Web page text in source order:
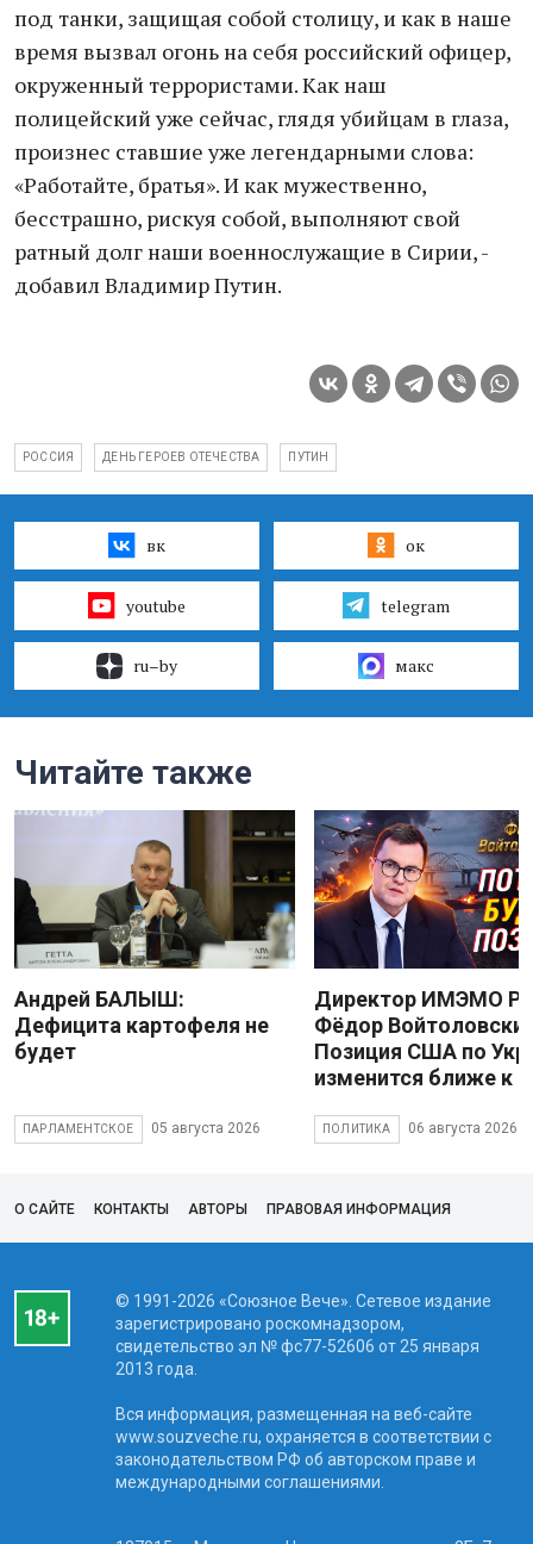
под танки, защищая собой столицу, и как в наше
время вызвал огонь на себя российский офицер,
окруженный террористами. Как наш
полицейский уже сейчас, глядя убийцам в глаза,
произнес ставшие уже легендарными слова:
«Работайте, братья». И как мужественно,
бесстрашно, рискуя собой, выполняют свой
ратный долг наши военнослужащие в Сирии, -
добавил Владимир Путин.
РОССИЯ ДЕНЬ ГЕРОЕВ ОТЕЧЕСТВА ПУТИН
вк ок
youtube telegram
ru–by макс
Читайте также
Андрей БАЛЫШ:
Дефицита картофеля не
будет
ПАРЛАМЕНТСКОЕ 05 августа 2026
Директор ИМЭМО
Фёдор
Позиция США по
изменится ближе к
ПОЛИТИКА 06 августа 2026
О САЙТЕ КОНТАКТЫ АВТОРЫ ПРАВОВАЯ ИНФОРМАЦИЯ
© 1991-2026 «Союзное Вече». Сетевое издание
зарегистрировано роскомнадзором,
свидетельство эл № фc77-52606 от 25 января
2013 года.
Вся информация, размещенная на веб-сайте
www.souzveche.ru, охраняется в соответствии с
законодательством РФ об авторском праве и
международными соглашениями.